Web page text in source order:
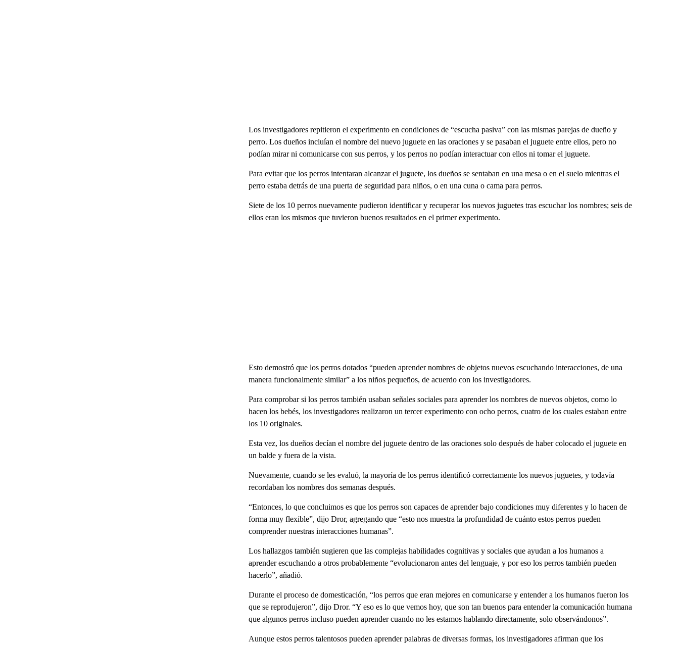
Los investigadores repitieron el experimento en condiciones de “escucha pasiva” con las mismas parejas de dueño y
perro. Los dueños incluían el nombre del nuevo juguete en las oraciones y se pasaban el juguete entre ellos, pero no
podían mirar ni comunicarse con sus perros, y los perros no podían interactuar con ellos ni tomar el juguete.
Para evitar que los perros intentaran alcanzar el juguete, los dueños se sentaban en una mesa o en el suelo mientras el
perro estaba detrás de una puerta de seguridad para niños, o en una cuna o cama para perros.
Siete de los 10 perros nuevamente pudieron identificar y recuperar los nuevos juguetes tras escuchar los nombres; seis de
ellos eran los mismos que tuvieron buenos resultados en el primer experimento.
Esto demostró que los perros dotados “pueden aprender nombres de objetos nuevos escuchando interacciones, de una
manera funcionalmente similar” a los niños pequeños, de acuerdo con los investigadores.
Para comprobar si los perros también usaban señales sociales para aprender los nombres de nuevos objetos, como lo
hacen los bebés, los investigadores realizaron un tercer experimento con ocho perros, cuatro de los cuales estaban entre
los 10 originales.
Esta vez, los dueños decían el nombre del juguete dentro de las oraciones solo después de haber colocado el juguete en
un balde y fuera de la vista.
Nuevamente, cuando se les evaluó, la mayoría de los perros identificó correctamente los nuevos juguetes, y todavía
recordaban los nombres dos semanas después.
“Entonces, lo que concluimos es que los perros son capaces de aprender bajo condiciones muy diferentes y lo hacen de
forma muy flexible”, dijo Dror, agregando que “esto nos muestra la profundidad de cuánto estos perros pueden
comprender nuestras interacciones humanas”.
Los hallazgos también sugieren que las complejas habilidades cognitivas y sociales que ayudan a los humanos a
aprender escuchando a otros probablemente “evolucionaron antes del lenguaje, y por eso los perros también pueden
hacerlo”, añadió.
Durante el proceso de domesticación, “los perros que eran mejores en comunicarse y entender a los humanos fueron los
que se reprodujeron”, dijo Dror. “Y eso es lo que vemos hoy, que son tan buenos para entender la comunicación humana
que algunos perros incluso pueden aprender cuando no les estamos hablando directamente, solo observándonos”.
Aunque estos perros talentosos pueden aprender palabras de diversas formas, los investigadores afirman que los